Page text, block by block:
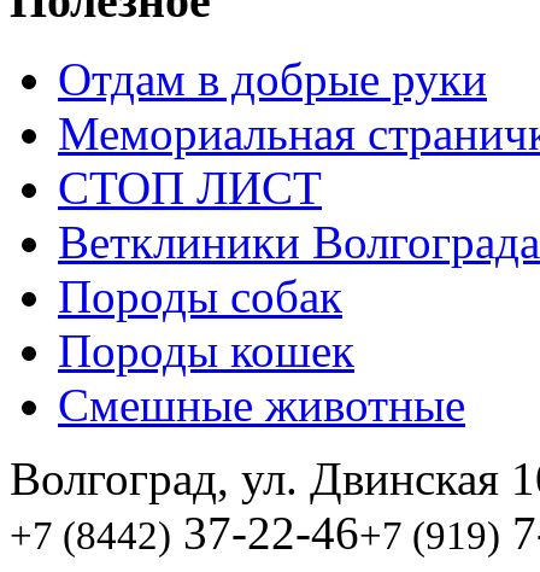
Отдам в добрые руки
Мемориальная
СТОП ЛИСТ
Ветклиники Волгограда
Породы собак
Породы кошек
Смешные животные
Волгоград, ул. Двинская
+7 (8442) 37-22-46+7 (919)